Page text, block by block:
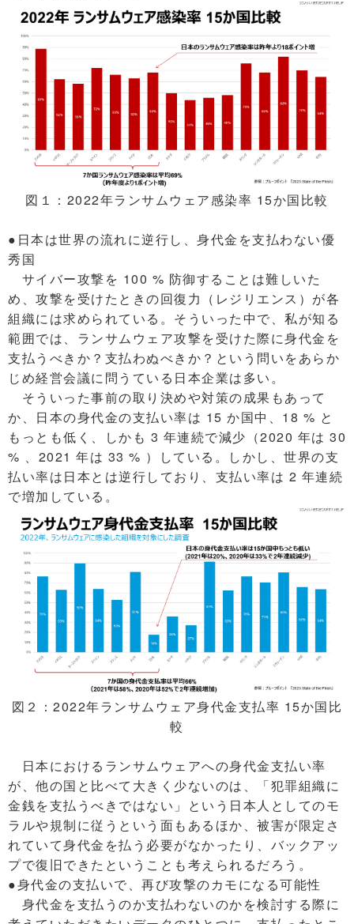
図１：2022年ランサムウェア感染率 15か国比較
●日本は世界の流れに逆行し、身代金を支払わない優
秀国
サイバー攻撃を 100 % 防御することは難しいた
め、攻撃を受けたときの回復力（レジリエンス）が各
組織には求められている。そういった中で、私が知る
範囲では、ランサムウェア攻撃を受けた際に身代金を
支払うべきか？支払わぬべきか？という問いをあらか
じめ経営会議に問うている日本企業は多い。
そういった事前の取り決めや対策の成果もあって
か、日本の身代金の支払い率は 15 か国中、18 % と
もっとも低く、しかも 3 年連続で減少（2020 年は 30
% 、2021 年は 33 % ）している。しかし、世界の支
払い率は日本とは逆行しており、支払い率は 2 年連続
で増加している。
図２：2022年ランサムウェア身代金支払率 15か国比
較
日本におけるランサムウェアへの身代金支払い率
が、他の国と比べて大きく少ないのは、「犯罪組織に
金銭を支払うべきではない」という日本人としてのモ
ラルや規制に従うという面もあるほか、被害が限定さ
れていて身代金を払う必要がなかったり、バックアッ
プで復旧できたということも考えられるだろう。
●身代金の支払いで、再び攻撃のカモになる可能性
身代金を支払うのか支払わないのかを検討する際に